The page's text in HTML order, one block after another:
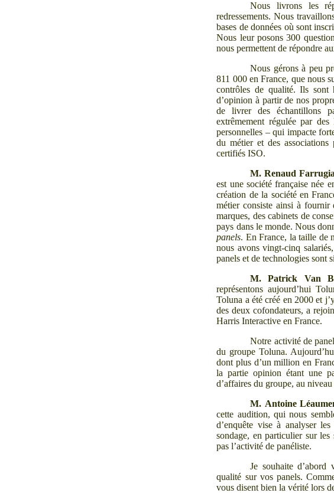
Nous livrons les
redressements. Nous
bases de données où sont
Nous leur posons 300
nous permettent de répondre
Nous gérons à peu
811 000 en France, que nous
contrôles de qualité. Ils sont
d’opinion à partir de nos
de livrer des échantillons
extrêmement régulée par
personnelles – qui impacte
du métier et des associations
certifiés ISO.
M. Renaud
est une société française née
création de la société en
métier consiste ainsi à fournir
marques, des cabinets de
pays dans le monde. Nous
panels. En France, la taille de
nous avons vingt-cinq
panels et de technologies sont
M.
Patrick Van
représentons aujourd’hui
Toluna a été créé en 2000 et
des deux cofondateurs, a
Harris Interactive en France.
Notre activité de
du groupe Toluna.
dont plus d’un million en
la partie opinion étant une
d’affaires du groupe, au
M. Antoine
cette audition, qui nous
d’enquête vise à analyser
sondage, en particulier sur
pas l’activité de panéliste.
Je souhaite
qualité sur vos panels.
vous disent bien la vérité lors